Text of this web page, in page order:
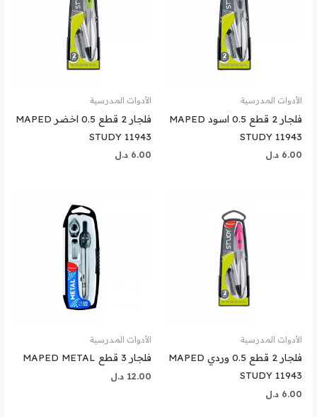
الأدوات المدرسية
فلجار 2 قطع 0.5 اسود MAPED
STUDY 11943
6.00 د.ل
الأدوات المدرسية
فلجار 2 قطع 0.5 اخضر MAPED
STUDY 11943
6.00 د.ل
الأدوات المدرسية
فلجار 2 قطع 0.5 وردي MAPED
STUDY 11943
6.00 د.ل
الأدوات المدرسية
فلجار 3 قطع MAPED METAL
12.00 د.ل